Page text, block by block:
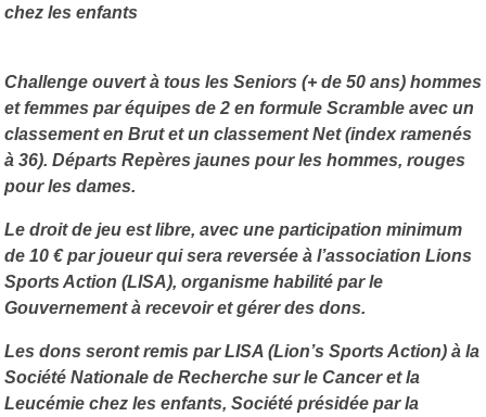
chez les enfants
Challenge ouvert à tous les Seniors (+ de 50 ans) hommes
et femmes par équipes de 2 en formule Scramble avec un
classement en Brut et un classement Net (index ramenés
à 36). Départs Repères jaunes pour les hommes, rouges
pour les dames.
Le droit de jeu est libre, avec une participation minimum
de 10 € par joueur qui sera reversée à l’association Lions
Sports Action (LISA), organisme habilité par le
Gouvernement à recevoir et gérer des dons.
Les dons seront remis par LISA (Lion’s Sports Action) à la
Société Nationale de Recherche sur le Cancer et la
Leucémie chez les enfants, Société présidée par la